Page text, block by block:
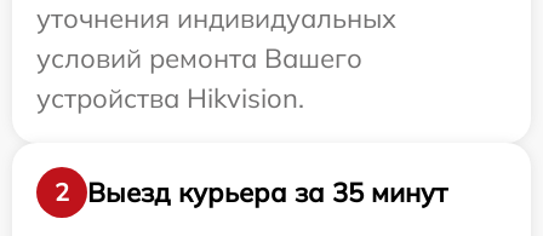
уточнения индивидуальных
условий ремонта Вашего
устройства Hikvision.
2
Выезд курьера за 35 минут